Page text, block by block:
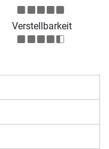
Verstellbarkeit